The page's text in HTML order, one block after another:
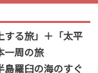
する旅」＋「太平
一周の旅
島羅臼の海のすぐ